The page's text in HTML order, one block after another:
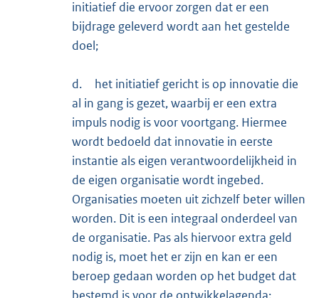
initiatief die ervoor zorgen dat er een
bijdrage geleverd wordt aan het gestelde
doel;
d.
het initiatief gericht is op innovatie die
al in gang is gezet, waarbij er een extra
impuls nodig is voor voortgang. Hiermee
wordt bedoeld dat innovatie in eerste
instantie als eigen verantwoordelijkheid in
de eigen organisatie wordt ingebed.
Organisaties moeten uit zichzelf beter willen
worden. Dit is een integraal onderdeel van
de organisatie. Pas als hiervoor extra geld
nodig is, moet het er zijn en kan er een
beroep gedaan worden op het budget dat